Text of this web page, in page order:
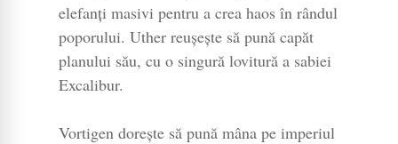
elefanți masivi pentru a crea haos în rândul
poporului. Uther reușește să pună capăt
planului său, cu o singură lovitură a sabiei
Excalibur.
Vortigen dorește să pună mâna pe imperiul